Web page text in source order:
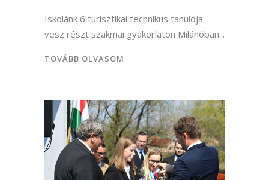
Iskolánk 6 turisztikai technikus tanulója
vesz részt szakmai gyakorlaton Milánóban
TOVÁBB OLVASOM